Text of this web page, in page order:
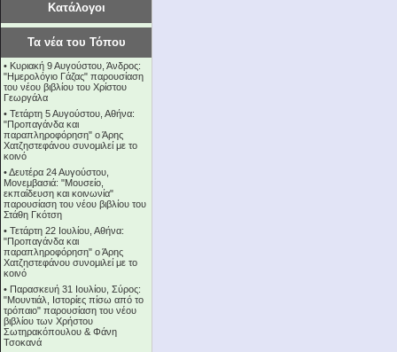
Κατάλογοι
Τα νέα του Τόπου
• Κυριακή 9 Αυγούστου, Άνδρος:
"Ημερολόγιο Γάζας" παρουσίαση
του νέου βιβλίου του Χρίστου
Γεωργάλα
• Τετάρτη 5 Αυγούστου, Αθήνα:
"Προπαγάνδα και
παραπληροφόρηση" ο Άρης
Χατζηστεφάνου συνομιλεί με το
κοινό
•Δευτέρα 24 Αυγούστου,
Μονεμβασιά: "Μουσείο,
εκπαίδευση και κοινωνία"
παρουσίαση του νέου βιβλίου του
Στάθη Γκότση
• Τετάρτη 22 Ιουλίου, Αθήνα:
"Προπαγάνδα και
παραπληροφόρηση" ο Άρης
Χατζηστεφάνου συνομιλεί με το
κοινό
• Παρασκευή 31 Ιουλίου, Σύρος:
"Μουντιάλ, Ιστορίες πίσω από το
τρόπαιο" παρουσίαση του νέου
βιβλίου των Χρήστου
Σωτηρακόπουλου & Φάνη
Τσοκανά